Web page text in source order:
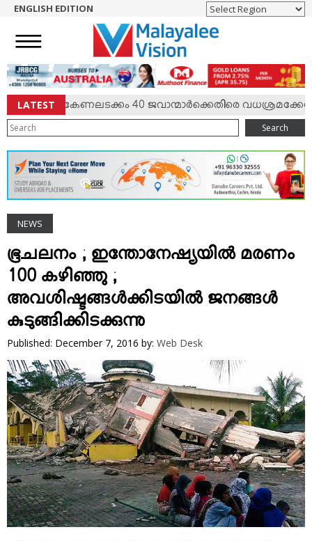
NEWS
ENGLISH
NRI
ENTERTAINMENT
MV SPECIAL
SPORTS
LIFESTYLE
TECH & AUTO
SOCIAL SPHERE
EDITORIAL
ARTS & LITERATURE
MAGAZINE
VIDEOS
YOUR SAY
COOKERY
KARSHAKAN
TOURS & TRAVEL
GREETINGS
CLASSIFIEDS
OBITUARY
ENGLISH EDITION
LATESTകേണലടക്കം 40 ജവാന്മാര്‍ക്കെതിരെ വധശ്രമക്കേസ്
Search
NEWS
ഭൂചലനം ; ഇന്തോനേഷ്യയില്‍ മരണം
100 കഴിഞ്ഞു ;
അവശിഷ്ടങ്ങള്‍ക്കിടയില്‍ ജനങ്ങള്‍
കുടുങ്ങിക്കിടക്കുന്നു
Published: December 7, 2016 by: Web Desk